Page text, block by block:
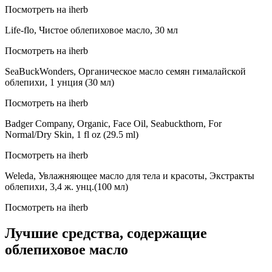
Посмотреть на iherb
Life-flo, Чистое облепиховое масло, 30 мл
Посмотреть на iherb
SeaBuckWonders, Органическое масло семян гималайской
облепихи, 1 унция (30 мл)
Посмотреть на iherb
Badger Company, Organic, Face Oil, Seabuckthorn, For
Normal/Dry Skin, 1 fl oz (29.5 ml)
Посмотреть на iherb
Weleda, Увлажняющее масло для тела и красоты, Экстракты
облепихи, 3,4 ж. унц.(100 мл)
Посмотреть на iherb
Лучшие средства, содержащие
облепиховое масло